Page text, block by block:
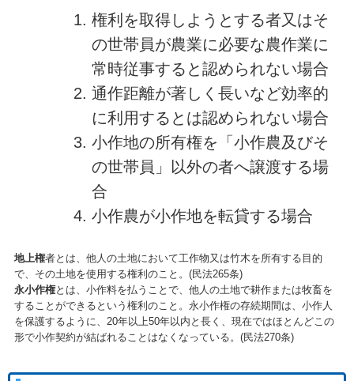
権利を取得しようとする者又はそ
の世帯員が農業に必要な農作業に
常時従事すると認められない場合
通作距離が著しく長いなど効率的
に利用するとは認められない場合
小作地の所有権を「小作農及びそ
の世帯員」以外の者へ譲渡する場
合
小作農が小作地を転貸する場合
地上権者とは、他人の土地において工作物又は竹木を所有する目的
で、その土地を使用する権利のこと。(民法265条)
永小作権とは、小作料を払うことで、他人の土地で耕作または牧畜を
することができるという権利のこと。永小作権の存続期間は、小作人
を保護するように、20年以上50年以内と長く、現在ではほとんどこの
形で小作契約が結ばれることはなくなっている。(民法270条)